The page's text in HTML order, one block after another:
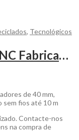
, Tecnológicos
Auscultadores Bell com ANC Fabricados com Sustentabilidade, ABS e Metais Reciclados para ser Personalizado
de 40 mm,
sem fios até 10 m
Contacte-nos
na compra de